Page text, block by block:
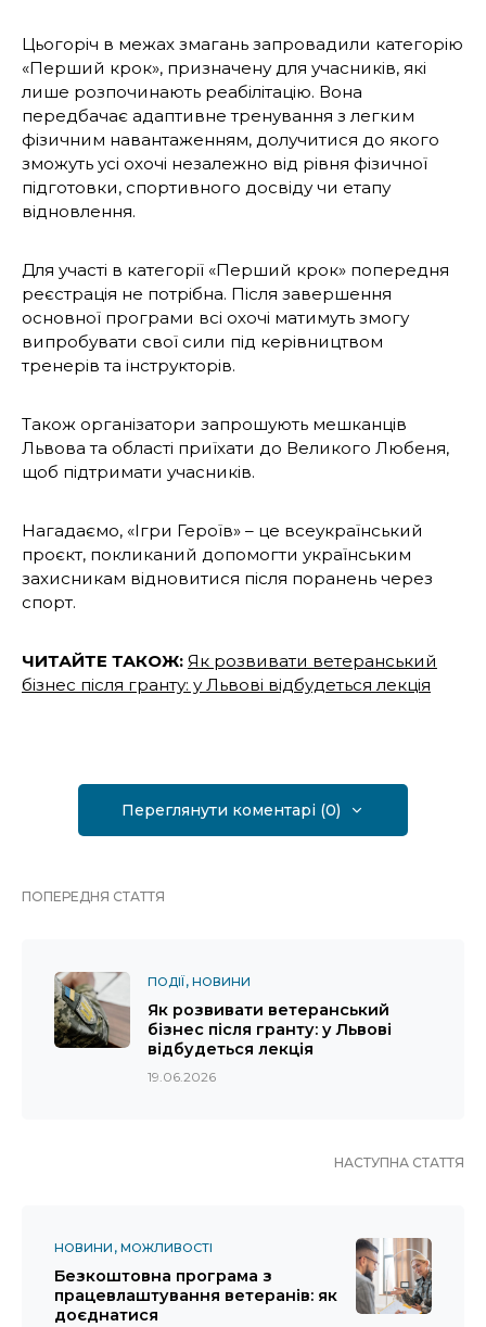
Цьогоріч в межах змагань запровадили категорію
«Перший крок», призначену для учасників, які
лише розпочинають реабілітацію. Вона
передбачає адаптивне тренування з легким
фізичним навантаженням, долучитися до якого
зможуть усі охочі незалежно від рівня фізичної
підготовки, спортивного досвіду чи етапу
відновлення.
Для участі в категорії «Перший крок» попередня
реєстрація не потрібна. Після завершення
основної програми всі охочі матимуть змогу
випробувати свої сили під керівництвом
тренерів та інструкторів.
Також організатори запрошують мешканців
Львова та області приїхати до Великого Любеня,
щоб підтримати учасників.
Нагадаємо, «Ігри Героїв» – це всеукраїнський
проєкт, покликаний допомогти українським
захисникам відновитися після поранень через
спорт.
ЧИТАЙТЕ ТАКОЖ: Як розвивати ветеранський
бізнес після гранту: у Львові відбудеться лекція
Переглянути коментарі (0)
ПОПЕРЕДНЯ СТАТТЯ
ПОДІЇ НОВИНИ
Як розвивати ветеранський
бізнес після гранту: у Львові
відбудеться лекція
19.06.2026
НАСТУПНА СТАТТЯ
НОВИНИ МОЖЛИВОСТІ
Безкоштовна програма з
працевлаштування ветеранів: як
доєднатися